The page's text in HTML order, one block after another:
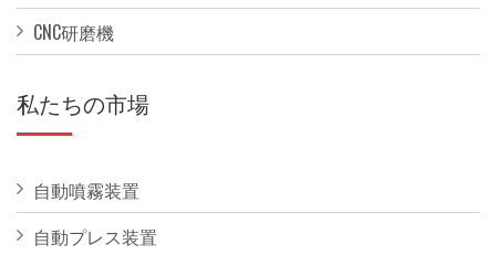
CNC研磨機
私たちの市場
自動噴霧装置
自動プレス装置